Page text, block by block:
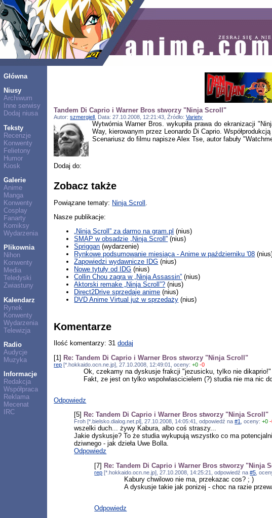
Główna
Niusy
Archiwum
Inne serwisy
Dodaj niusa
Teksty
Recenzje
Konwenty
Felietony
Humor
Kiosk
Galerie
Anime
Manga
Konwenty
Cosplay
Fanarty
Komiksy
Wydarzenia
Plikownia
Nihon
Konwenty
Media
Teledyski
Zwiastuny
Kalendarz
Rynek
Konwenty
Wydarzenia
Telewizja
Radio
Audycje
Muzyka
Informacje
Redakcja
Współpraca
Reklama
Mecenat
IRC
Tandem Di Caprio i Warner Bros stworzy "Ninja Scroll"
Autor:szmergiell , Data: 27.10.2008, 12:21:43, Źródło:Variety
Wytwórnia Warner Bros. wykupiła prawa do ekranizacji
Way, kierowanym przez Leonardo Di Caprio.
Scenariusz do filmu napisze Alex Tse, autor fabuły
Dodaj do:
Zobacz także
Powiązane tematy: Ninja Scroll
Nasze publikacje:
„Ninja Scroll” za darmo na gram.pl (nius)
SMAP w obsadzie „Ninja Scroll” (nius)
Spriggan (wydarzenie)
Rynkowe podsumowanie miesiąca - Anime w październiku '08
Zapowiedzi wydawnicze IDG (nius)
Nowe tytuły od IDG (nius)
Collin Chou zagra w „Ninja Assassin” (nius)
Aktorski remake „Ninja Scroll”? (nius)
Direct2Drive sprzedaje anime (nius)
DVD Anime Virtual już w sprzedaży (nius)
Komentarze
Ilość komentarzy: 31dodaj
[1] Re: Tandem Di Caprio i Warner Bros stworzy "Ninja Scroll"
rep [*.hokkaido.ocn.ne.jp], 27.10.2008, 12:49:01, oceny:+0 -0
Ok, czekamy na dyskusje frakcji "jezusicku, tylko nie
Fakt, ze jest on tylko wspolwlascicielem (?) studia nie ma nic
Odpowiedz
[5] Re: Tandem Di Caprio i Warner Bros stworzy "Ninja Scroll"
Froh [*.bielsko.dialog.net.pl], 27.10.2008, 14:05:41, odpowiedź na#1 , oceny:+0
wszelki duch... żywy Kabura, albo coś straszy...
Jakie dyskusje? To że studia wykupują wszystko co ma
dziwnego - jak dzieła Uwe Bolla.
Odpowiedz
[7] Re: Tandem Di Caprio i Warner Bros stworzy "Ninja
rep [*.hokkaido.ocn.ne.jp], 27.10.2008, 14:25:21, odpowiedź na#5 ,
Kabury chwilowo nie ma, przekazac cos? ; )
A dyskusje takie jak ponizej - choc na razie
Odpowiedz